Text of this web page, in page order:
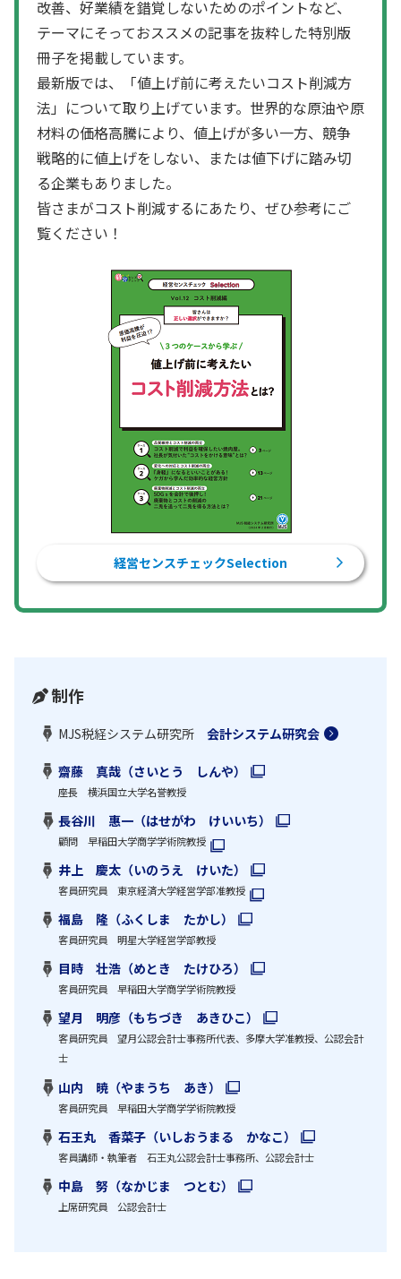
改善、好業績を錯覚しないためのポイントなど、
テーマにそっておススメの記事を抜粋した特別版
冊子を掲載しています。
最新版では、「値上げ前に考えたいコスト削減方
法」について取り上げています。世界的な原油や原
材料の価格高騰により、値上げが多い一方、競争
戦略的に値上げをしない、または値下げに踏み切
る企業もありました。
皆さまがコスト削減するにあたり、ぜひ参考にご
覧ください！
経営センスチェックSelection
制作
MJS税経システム研究所 会計システム研究会
齋藤 真哉（さいとう しんや）
座長 横浜国立大学名誉教授
長谷川 惠一（はせがわ けいいち）
顧問 早稲田大学商学学術院教授
井上 慶太（いのうえ けいた）
客員研究員 東京経済大学経営学部准教授
福島 隆（ふくしま たかし）
客員研究員 明星大学経営学部教授
目時 壮浩（めとき たけひろ）
客員研究員 早稲田大学商学学術院教授
望月 明彦（もちづき あきひこ）
客員研究員 望月公認会計士事務所代表、多摩大学准教授、公認会計
士
山内 暁（やまうち あき）
客員研究員 早稲田大学商学学術院教授
石王丸 香菜子（いしおうまる かなこ）
客員講師・執筆者 石王丸公認会計士事務所、公認会計士
中島 努（なかじま つとむ）
上席研究員 公認会計士